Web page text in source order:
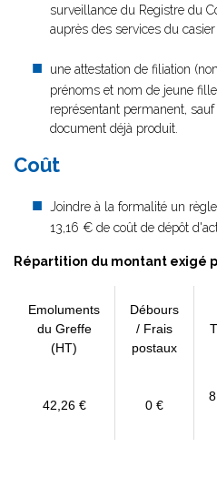
surveillance du Registre du
auprès des services du casier
une attestation de filiation
prénoms et nom de jeune
représentant permanent,
document déjà produit.
Coût
Joindre à la formalité un
13,16 € de coût de dépôt
Répartition du montant exigé
Emoluments
du Greffe
(HT)
Débours
/ Frais
postaux
42,26 € 0 €